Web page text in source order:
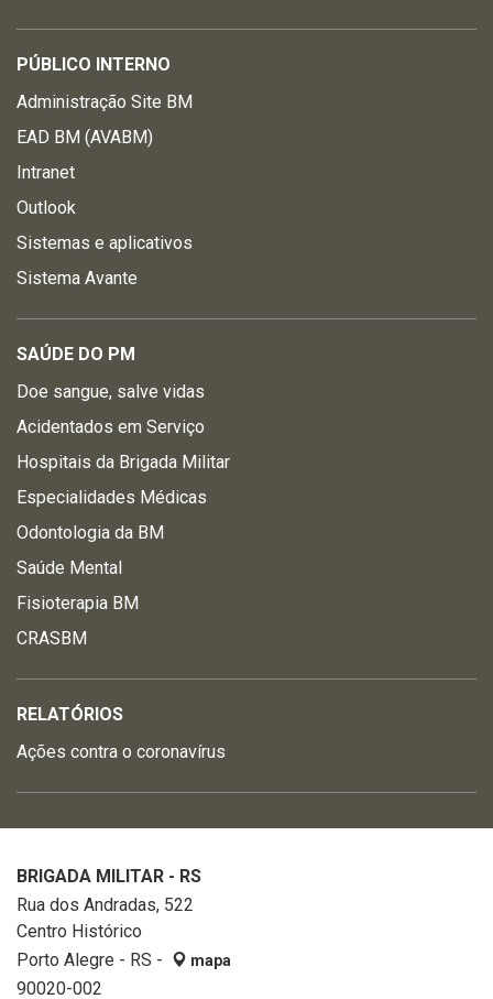
PÚBLICO INTERNO
Administração Site BM
EAD BM (AVABM)
Intranet
Outlook
Sistemas e aplicativos
Sistema Avante
SAÚDE DO PM
Doe sangue, salve vidas
Acidentados em Serviço
Hospitais da Brigada Militar
Especialidades Médicas
Odontologia da BM
Saúde Mental
Fisioterapia BM
CRASBM
RELATÓRIOS
Ações contra o coronavírus
BRIGADA MILITAR - RS
Rua dos Andradas, 522
Centro Histórico
Porto Alegre - RS -
mapa
90020-002